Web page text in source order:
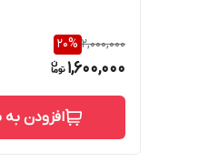
2,000,000
20%
1,600,000
افزودن